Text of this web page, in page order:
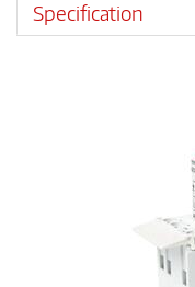
Specification